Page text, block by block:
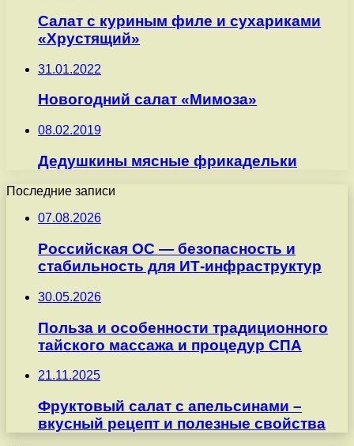
Салат с куриным филе и сухариками
«Хрустящий»
31.01.2022
Новогодний салат «Мимоза»
08.02.2019
Дедушкины мясные фрикадельки
Последние записи
07.08.2026
Российская ОС — безопасность и
стабильность для ИТ-инфраструктур
30.05.2026
Польза и особенности традиционного
тайского массажа и процедур СПА
21.11.2025
Фруктовый салат с апельсинами –
вкусный рецепт и полезные свойства